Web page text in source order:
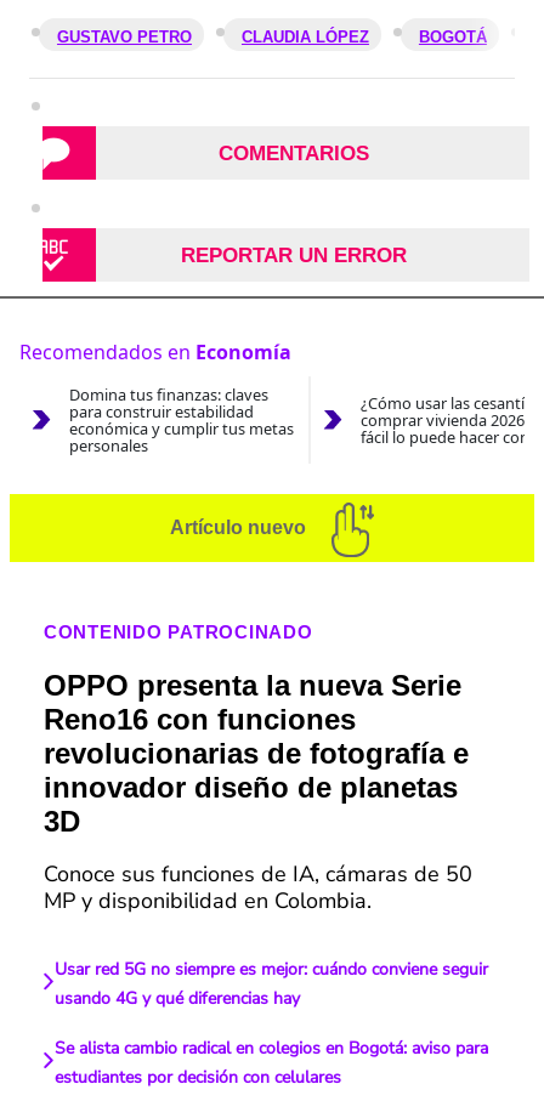
GUSTAVO PETRO CLAUDIA LÓPEZ BOGOTÁ
COMENTARIOS
REPORTAR UN ERROR
Recomendados en Economía
Domina tus finanzas: claves
para construir estabilidad
económica y cumplir tus metas
personales
¿Cómo usar las
comprar vivienda 2026?
fácil lo puede hacer con
Artículo nuevo
CONTENIDO PATROCINADO
OPPO presenta la nueva Serie
Reno16 con funciones
revolucionarias de fotografía e
innovador diseño de planetas
3D
Conoce sus funciones de IA, cámaras de 50
MP y disponibilidad en Colombia.
Usar red 5G no siempre es mejor: cuándo conviene seguir
usando 4G y qué diferencias hay
Se alista cambio radical en colegios en Bogotá: aviso para
estudiantes por decisión con celulares